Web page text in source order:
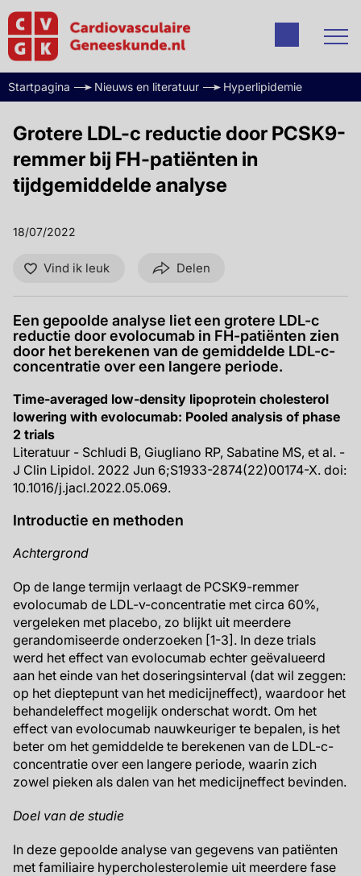
Startpagina Nieuws en literatuur Hyperlipidemie
Grotere LDL-c reductie door PCSK9-
remmer bij FH-patiënten in
tijdgemiddelde analyse
18/07/2022
Vind ik leuk Delen
Een gepoolde analyse liet een grotere LDL-c
reductie door evolocumab in FH-patiënten zien
door het berekenen van de gemiddelde LDL-c-
concentratie over een langere periode.
Time-averaged low-density lipoprotein cholesterol
lowering with evolocumab: Pooled analysis of phase
2 trials
Literatuur - Schludi B, Giugliano RP, Sabatine MS, et al. -
J Clin Lipidol. 2022 Jun 6;S1933-2874(22)00174-X. doi:
10.1016/j.jacl.2022.05.069.
Introductie en methoden
Achtergrond
Op de lange termijn verlaagt de PCSK9-remmer
evolocumab de LDL-v-concentratie met circa 60%,
vergeleken met placebo, zo blijkt uit meerdere
gerandomiseerde onderzoeken [1-3]. In deze trials
werd het effect van evolocumab echter geëvalueerd
aan het einde van het doseringsinterval (dat wil zeggen:
op het dieptepunt van het medicijneffect), waardoor het
behandeleffect mogelijk onderschat wordt. Om het
effect van evolocumab nauwkeuriger te bepalen, is het
beter om het gemiddelde te berekenen van de LDL-c-
concentratie over een langere periode, waarin zich
zowel pieken als dalen van het medicijneffect bevinden.
Doel van de studie
In deze gepoolde analyse van gegevens van patiënten
met familiaire hypercholesterolemie uit meerdere fase